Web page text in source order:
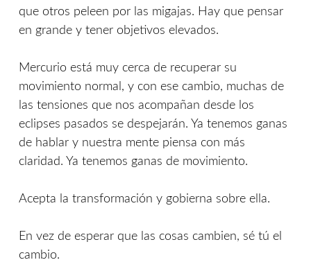
que otros peleen por las migajas. Hay que pensar
en grande y tener objetivos elevados.
Mercurio está muy cerca de recuperar su
movimiento normal, y con ese cambio, muchas de
las tensiones que nos acompañan desde los
eclipses pasados se despejarán. Ya tenemos ganas
de hablar y nuestra mente piensa con más
claridad. Ya tenemos ganas de movimiento.
Acepta la transformación y gobierna sobre ella.
En vez de esperar que las cosas cambien, sé tú el
cambio.